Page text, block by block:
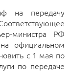
на передачу
министра РФ
официальном
с 1 мая по
по передаче